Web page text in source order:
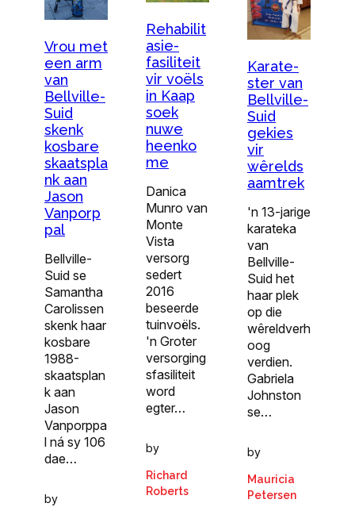
Vrou met
een arm
van
Bellville-
Suid
skenk
kosbare
skaatspla
nk aan
Jason
Vanporp
pal
Bellville-
Suid se
Samantha
Carolissen
skenk haar
kosbare
1988-
skaatsplan
k aan
Jason
Vanporppa
l ná sy 106
dae…
by
Rehabilit
asie-
fasiliteit
vir voëls
in Kaap
soek
nuwe
heenko
me
Danica
Munro van
Monte
Vista
versorg
sedert
2016
beseerde
tuinvoëls.
'n Groter
versorging
sfasiliteit
word
egter…
by
Richard
Roberts
Karate-
ster van
Bellville-
Suid
gekies
vir
wêrelds
aamtrek
'n 13-jarige
karateka
van
Bellville-
Suid het
haar plek
op die
wêreldverh
oog
verdien.
Gabriela
Johnston
se…
by
Mauricia
Petersen